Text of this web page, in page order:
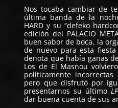
Nos tocaba cambiar de
última banda de la
HARD y su “defeko
edición del PALACIO
buen sabor de boca, la
de nuevo para esta
denota que había ganas
Los de El Masnou
políticamente
pero que disfrutó por
presentarnos su último LP
dar buena cuenta de sus